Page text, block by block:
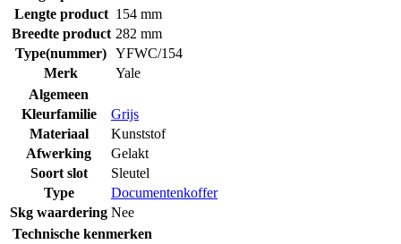
Lengte product 154 mm
Breedte product 282 mm
Type(nummer) YFWC/154
Merk
Yale
Algemeen
Kleurfamilie
Grijs
Materiaal
Kunststof
Afwerking
Gelakt
Soort slot
Sleutel
Type
Documentenkoffer
Skg waardering Nee
Technische kenmerken